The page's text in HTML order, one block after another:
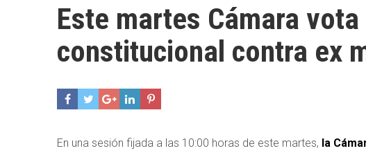
Este martes Cámara
constitucional contra ex
En una sesión fijada a las 10:00 horas de este martes, la